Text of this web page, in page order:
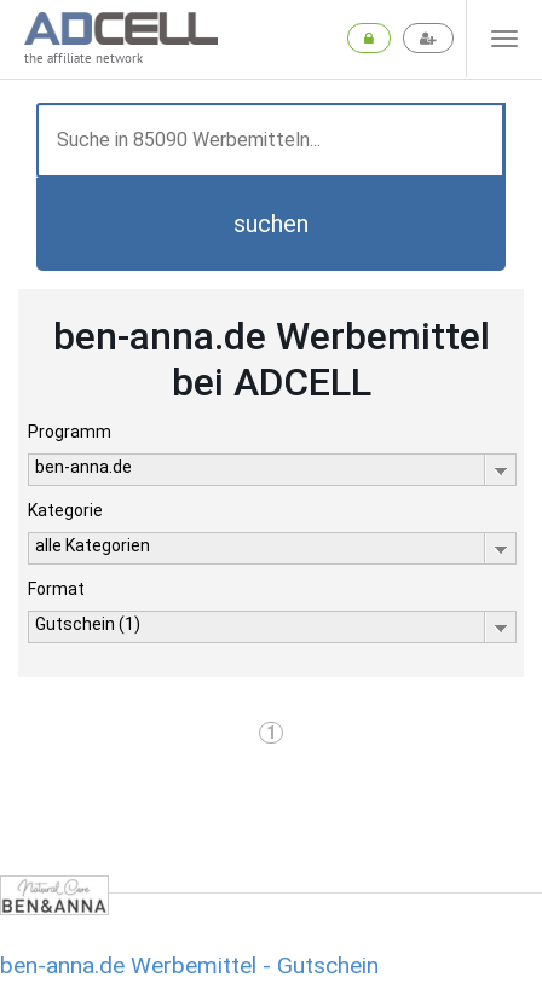
the affiliate network
suchen
ben-anna.de Werbemittel
bei ADCELL
Programm
ben-anna.de
Kategorie
alle Kategorien
Format
Gutschein (1)
1
ben-anna.de Werbemittel - Gutschein